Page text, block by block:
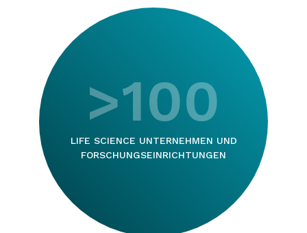
>100
LIFE SCIENCE UNTERNEHMEN UND
FORSCHUNGSEINRICHTUNGEN